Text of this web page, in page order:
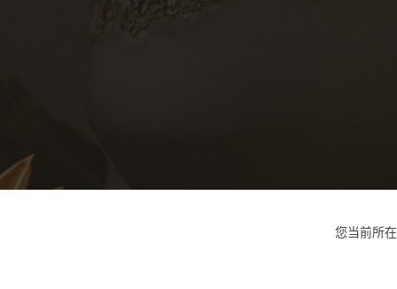
您当前所